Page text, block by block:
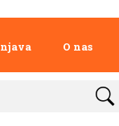
O nas